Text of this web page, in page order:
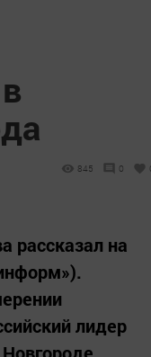
845 0
рассказал на
лидер